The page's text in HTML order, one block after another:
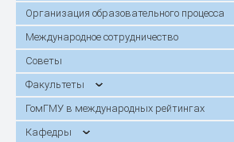
Организация образовательного процесса
Международное сотрудничество
Советы
Факультеты
ГомГМУ в международных рейтингах
Кафедры